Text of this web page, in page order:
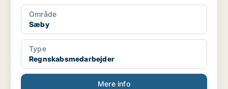
Område
Sæby
Type
Regnskabsmedarbejder
Mere info